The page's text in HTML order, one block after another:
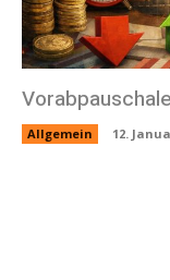
Allgemein 12.